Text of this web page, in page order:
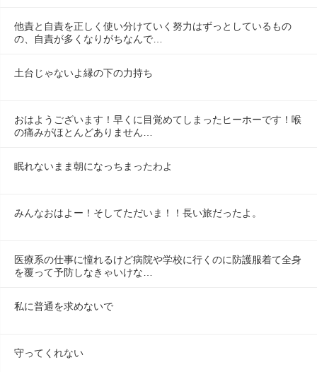
他責と自責を正しく使い分けていく努力はずっとしているもの
の、自責が多くなりがちなんで…
土台じゃないよ縁の下の力持ち
おはようございます！早くに目覚めてしまったヒーホーです！喉
の痛みがほとんどありません…
眠れないまま朝になっちまったわよ
みんなおはよー！そしてただいま！！長い旅だったよ。
医療系の仕事に憧れるけど病院や学校に行くのに防護服着て全身
を覆って予防しなきゃいけな…
私に普通を求めないで
守ってくれない